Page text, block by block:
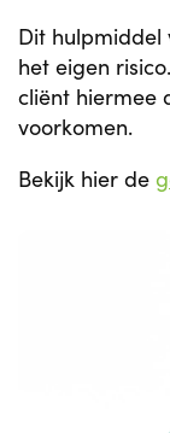
Dit hulpmiddel
het eigen
cliënt hiermee
voorkomen.
Bekijk hier de